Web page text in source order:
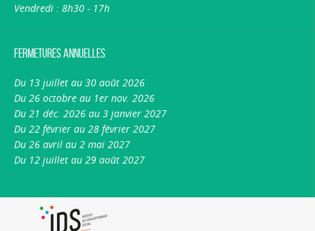
Vendredi : 8h30 - 17h
Fermetures annuelles
Du 13 juillet au 30 août 2026
Du 26 octobre au 1er nov. 2026
Du 21 déc. 2026 au 3 janvier 2027
Du 22 février au 28 février 2027
Du 26 avril au 2 mai 2027
Du 12 juillet au 29 août 2027